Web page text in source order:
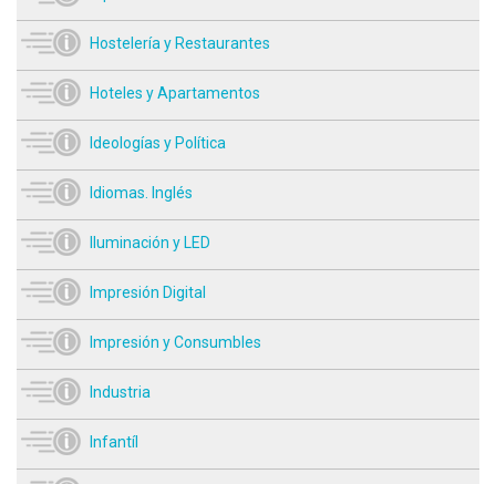
Hostelería y Restaurantes
Hoteles y Apartamentos
Ideologías y Política
Idiomas. Inglés
Iluminación y LED
Impresión Digital
Impresión y Consumbles
Industria
Infantíl